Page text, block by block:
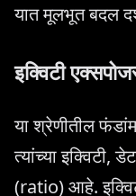
यात मूलभूत बदल
इक्विटी
या श्रेणीतील
त्यांच्या इक्विटी,
(ratio) आहे.